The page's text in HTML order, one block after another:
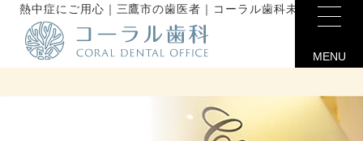
熱中症にご用心｜三鷹市の歯医者｜コーラル歯科未分類
MENU